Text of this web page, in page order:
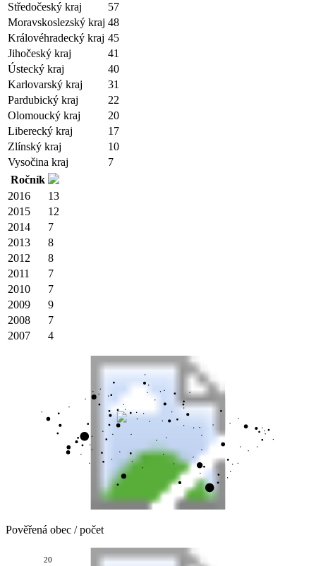
Středočeský kraj
57
Moravskoslezský kraj 48
Královéhradecký kraj 45
Jihočeský kraj
41
Ústecký kraj
40
Karlovarský kraj
31
Pardubický kraj
22
Olomoucký kraj
20
Liberecký kraj
17
Zlínský kraj
10
Vysočina kraj
7
Ročník
2016
13
2015
12
2014
7
2013
8
2012
8
2011
7
2010
7
2009
9
2008
7
2007
4
Pověřená obec / počet
20